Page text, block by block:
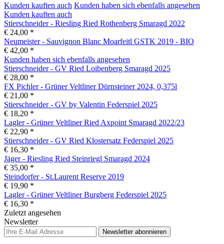
Kunden kauften auch Kunden haben sich ebenfalls angesehen
Kunden kauften auch
Stierschneider - Riesling Ried Rothenberg Smaragd 2022
€ 24,00 *
Neumeister - Sauvignon Blanc Moarfeitl GSTK 2019 - BIO
€ 42,00 *
Kunden haben sich ebenfalls angesehen
Stierschneider - GV Ried Loibenberg Smaragd 2025
€ 28,00 *
FX Pichler - Grüner Veltliner Dürnsteiner 2024, 0,375l
€ 21,00 *
Stierschneider - GV by Valentin Federspiel 2025
€ 18,20 *
Lagler - Grüner Veltliner Ried Axpoint Smaragd 2022/23
€ 22,90 *
Stierschneider - GV Ried Klostersatz Federspiel 2025
€ 16,30 *
Jäger - Riesling Ried Steinriegl Smaragd 2024
€ 35,00 *
Steindorfer - St.Laurent Reserve 2019
€ 19,90 *
Lagler - Grüner Veltliner Burgberg Federspiel 2025
€ 16,30 *
Zuletzt angesehen
Newsletter
Newsletter abonnieren